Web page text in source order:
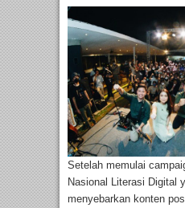
Setelah memulai
Nasional Literasi Digital
menyebarkan konten